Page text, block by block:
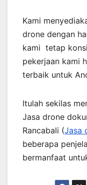
Kami
drone dengan
kami tetap
pekerjaan kami
terbaik untuk
Itulah sekilas
Jasa drone
Rancabali (Jasa
beberapa
bermanfaat